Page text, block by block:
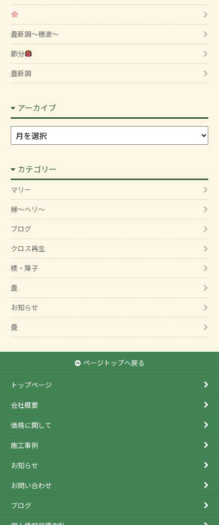
畳新調～穂波～
節分
畳新調
アーカイブ
ア
ー
イ
ブ
カテゴリー
マリー
縁～ヘリ～
ブログ
クロス再生
襖・障子
畳
お知らせ
畳
ページトップへ戻る
トップページ
会社概要
価格に関して
施工事例
お知らせ
お問い合わせ
ブログ